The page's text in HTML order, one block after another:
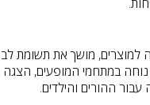
למוצרים, מושך את תשומת לב
במתחמי המופעים, הצגה
עבור ההורים והילדים.